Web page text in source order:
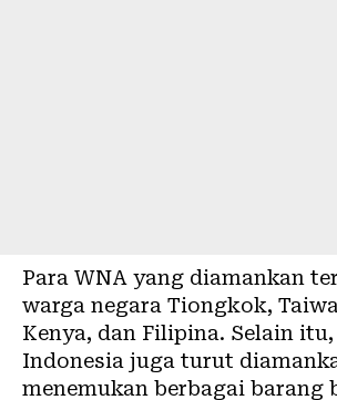
Para WNA yang diamankan
warga negara Tiongkok,
Kenya, dan Filipina. Selain
Indonesia juga turut
menemukan berbagai barang